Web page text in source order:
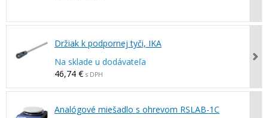
Držiak k podpornej tyči, IKA
Na sklade u dodávateľa
46,74 € s DPH
Analógové miešadlo s ohrevom RSLAB-1C